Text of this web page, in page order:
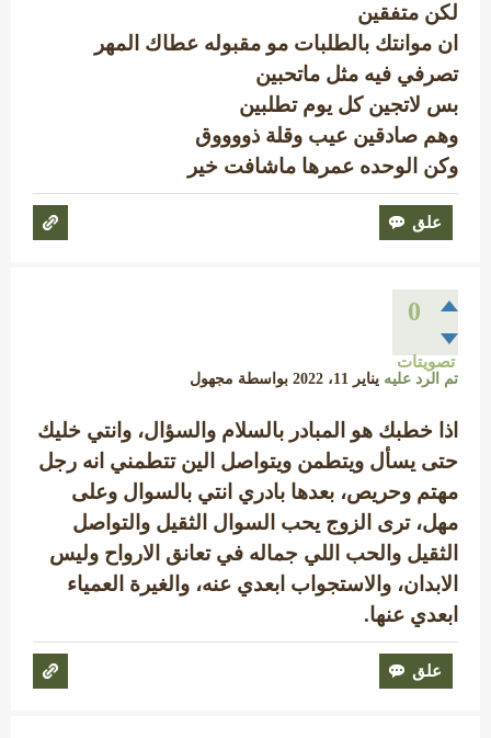
لكن متفقين
ان موانتك بالطلبات مو مقبوله عطاك المهر
تصرفي فيه مثل ماتحبين
بس لاتجين كل يوم تطلبين
وهم صادقين عيب وقلة ذووووق
وكن الوحده عمرها ماشافت خير
0
تصويتات
تم الرد عليه يناير 11، 2022 بواسطة مجهول
اذا خطبك هو المبادر بالسلام والسؤال، وانتي خليك
حتى يسأل ويتطمن ويتواصل الين تتطمني انه رجل
مهتم وحريص، بعدها بادري انتي بالسوال وعلى
مهل، ترى الزوج يحب السوال الثقيل والتواصل
الثقيل والحب اللي جماله في تعانق الارواح وليس
الابدان، والاستجواب ابعدي عنه، والغيرة العمياء
ابعدي عنها.